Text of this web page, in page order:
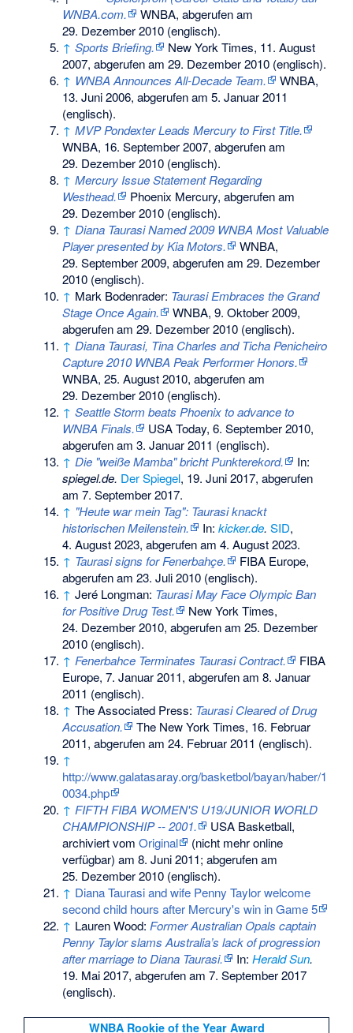
WNBA.com.
WNBA, abgerufen am
29. Dezember 2010 (englisch).
↑ Sports Briefing.
New York Times, 11. August
2007, abgerufen am 29. Dezember 2010 (englisch).
↑ WNBA Announces All-Decade Team.
WNBA,
13. Juni 2006, abgerufen am 5. Januar 2011
(englisch).
↑ MVP Pondexter Leads Mercury to First Title.
WNBA, 16. September 2007, abgerufen am
29. Dezember 2010 (englisch).
↑ Mercury Issue Statement Regarding
Westhead.
Phoenix Mercury, abgerufen am
29. Dezember 2010 (englisch).
↑ Diana Taurasi Named 2009 WNBA Most Valuable
Player presented by Kia Motors.
WNBA,
29. September 2009, abgerufen am 29. Dezember
2010 (englisch).
↑ Mark Bodenrader: Taurasi Embraces the Grand
Stage Once Again.
WNBA, 9. Oktober 2009,
abgerufen am 29. Dezember 2010 (englisch).
↑ Diana Taurasi, Tina Charles and Ticha Penicheiro
Capture 2010 WNBA Peak Performer Honors.
WNBA, 25. August 2010, abgerufen am
29. Dezember 2010 (englisch).
↑ Seattle Storm beats Phoenix to advance to
WNBA Finals.
USA Today, 6. September 2010,
abgerufen am 3. Januar 2011 (englisch).
↑ Die "weiße Mamba" bricht Punkterekord.
In:
spiegel.de. Der Spiegel, 19. Juni 2017, abgerufen
am 7. September 2017.
↑ "Heute war mein Tag": Taurasi knackt
historischen Meilenstein.
In:kicker.de. SID,
4. August 2023, abgerufen am 4. August 2023.
↑ Taurasi signs for Fenerbahçe.
FIBA Europe,
abgerufen am 23. Juli 2010 (englisch).
↑ Jeré Longman: Taurasi May Face Olympic Ban
for Positive Drug Test.
New York Times,
24. Dezember 2010, abgerufen am 25. Dezember
2010 (englisch).
↑ Fenerbahce Terminates Taurasi Contract.
FIBA
Europe, 7. Januar 2011, abgerufen am 8. Januar
2011 (englisch).
↑ The Associated Press: Taurasi Cleared of Drug
Accusation.
The New York Times, 16. Februar
2011, abgerufen am 24. Februar 2011 (englisch).
↑
http://www.galatasaray.org/basketbol/bayan/haber/1
0034.php
↑ FIFTH FIBA WOMEN'S U19/JUNIOR WORLD
CHAMPIONSHIP -- 2001.
USA Basketball,
archiviert vomOriginal
(nicht mehr online
verfügbar) am8. Juni 2011; abgerufen am
25. Dezember 2010 (englisch).
↑ Diana Taurasi and wife Penny Taylor welcome
second child hours after Mercury's win in Game 5
↑ Lauren Wood: Former Australian Opals captain
Penny Taylor slams Australia’s lack of progression
after marriage to Diana Taurasi.
In:Herald Sun.
19. Mai 2017, abgerufen am 7. September 2017
(englisch).
WNBA Rookie of the Year Award